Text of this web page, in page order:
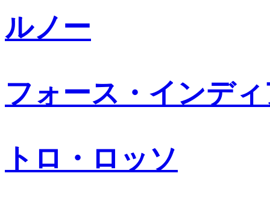
ルノー
フォース・インデ
トロ・ロッソ